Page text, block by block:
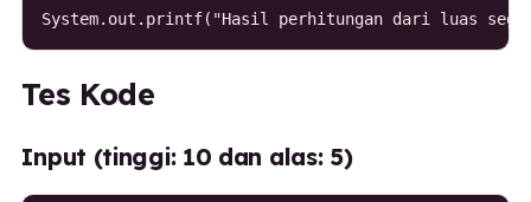
System.out.printf("Hasil perhitungan dari luas
Tes Kode
Input (tinggi: 10 dan alas: 5)